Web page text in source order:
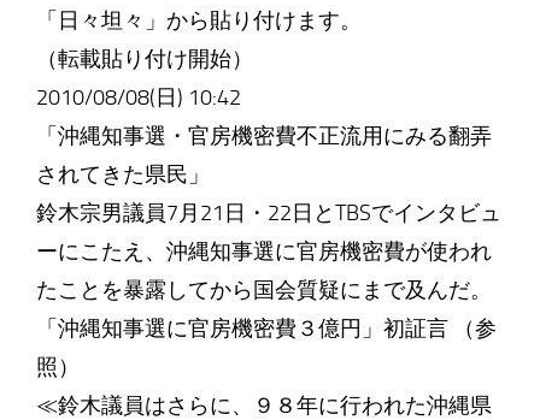
「日々坦々」から貼り付けます。
（転載貼り付け開始）
2010/08/08(日) 10:42
「沖縄知事選・官房機密費不正流用にみる翻弄
されてきた県民」
鈴木宗男議員7月21日・22日とTBSでインタビュ
ーにこたえ、沖縄知事選に官房機密費が使われ
たことを暴露してから国会質疑にまで及んだ。
「沖縄知事選に官房機密費３億円」初証言 （参
照）
≪鈴木議員はさらに、９８年に行われた沖縄県